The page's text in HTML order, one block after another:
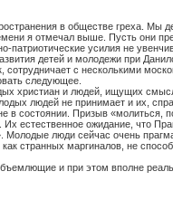
в обществе греха.
я отмечал выше. Пусть они
усилия не
детей и молодежи при
с несколькими
следующее.
христиан и людей, ищущих
людей не принимает и их,
в состоянии. Призыв
естественное ожидание, что
люди сейчас очень
странных маргиналов, не
и при этом вполне